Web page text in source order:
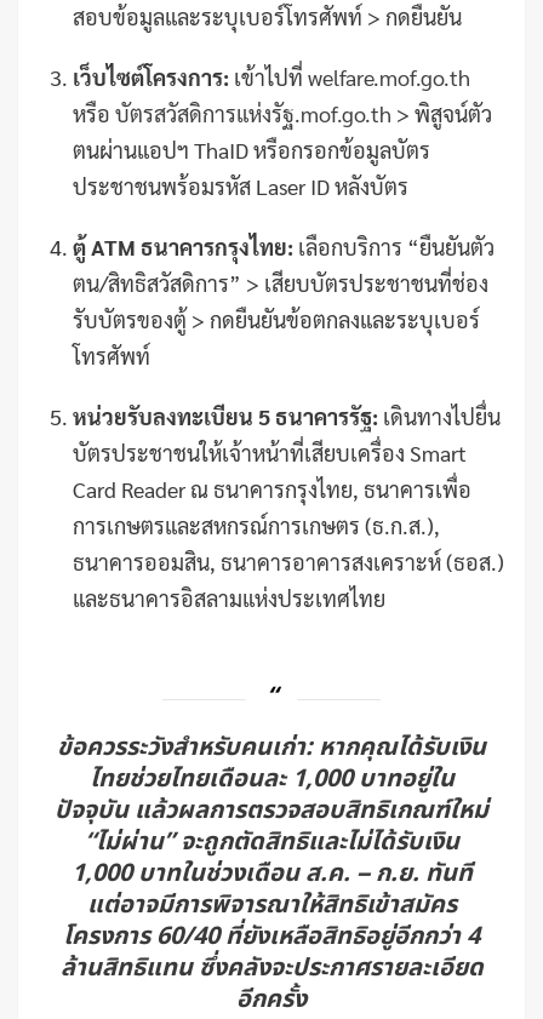
สอบข้อมูลและระบุเบอร์โทรศัพท์ > กดยืนยัน
เว็บไซต์โครงการ: เข้าไปที่ welfare.mof.go.th
หรือ บัตรสวัสดิการแห่งรัฐ.mof.go.th > พิสูจน์ตัว
ตนผ่านแอปฯ ThaID หรือกรอกข้อมูลบัตร
ประชาชนพร้อมรหัส Laser ID หลังบัตร
ตู้ ATM ธนาคารกรุงไทย: เลือกบริการ “ยืนยันตัว
ตน/สิทธิสวัสดิการ” > เสียบบัตรประชาชนที่ช่อง
รับบัตรของตู้ > กดยืนยันข้อตกลงและระบุเบอร์
โทรศัพท์
หน่วยรับลงทะเบียน 5 ธนาคารรัฐ: เดินทางไปยื่น
บัตรประชาชนให้เจ้าหน้าที่เสียบเครื่อง Smart
Card Reader ณ ธนาคารกรุงไทย, ธนาคารเพื่อ
การเกษตรและสหกรณ์การเกษตร (ธ.ก.ส.),
ธนาคารออมสิน, ธนาคารอาคารสงเคราะห์ (ธอส.)
และธนาคารอิสลามแห่งประเทศไทย
ข้อควรระวังสำหรับคนเก่า:หากคุณได้รับเงิน
ไทยช่วยไทยเดือนละ 1,000 บาทอยู่ใน
ปัจจุบัน แล้วผลการตรวจสอบสิทธิเกณฑ์ใหม่
“ไม่ผ่าน” จะถูกตัดสิทธิและไม่ได้รับเงิน
1,000 บาทในช่วงเดือน ส.ค. – ก.ย. ทันที
แต่อาจมีการพิจารณาให้สิทธิเข้าสมัคร
โครงการ 60/40 ที่ยังเหลือสิทธิอยู่อีกกว่า 4
ล้านสิทธิแทน ซึ่งคลังจะประกาศรายละเอียด
อีกครั้ง